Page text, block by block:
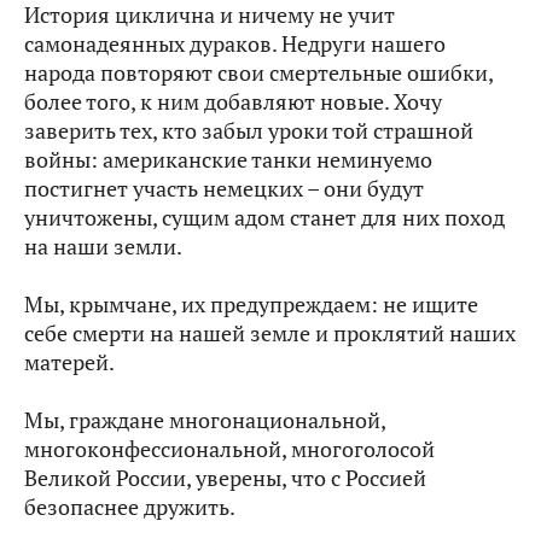
История циклична и ничему не учит
самонадеянных дураков. Недруги нашего
народа повторяют свои смертельные ошибки,
более того, к ним добавляют новые. Хочу
заверить тех, кто забыл уроки той страшной
войны: американские танки неминуемо
постигнет участь немецких – они будут
уничтожены, сущим адом станет для них поход
на наши земли.
Мы, крымчане, их предупреждаем: не ищите
себе смерти на нашей земле и проклятий наших
матерей.
Мы, граждане многонациональной,
многоконфессиональной, многоголосой
Великой России, уверены, что с Россией
безопаснее дружить.